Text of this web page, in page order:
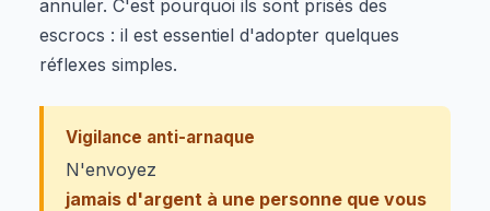
annuler. C'est pourquoi ils sont prisés des
escrocs : il est essentiel d'adopter quelques
réflexes simples.
Vigilance anti-arnaque
N'envoyez
jamais d'argent à une personne que vous